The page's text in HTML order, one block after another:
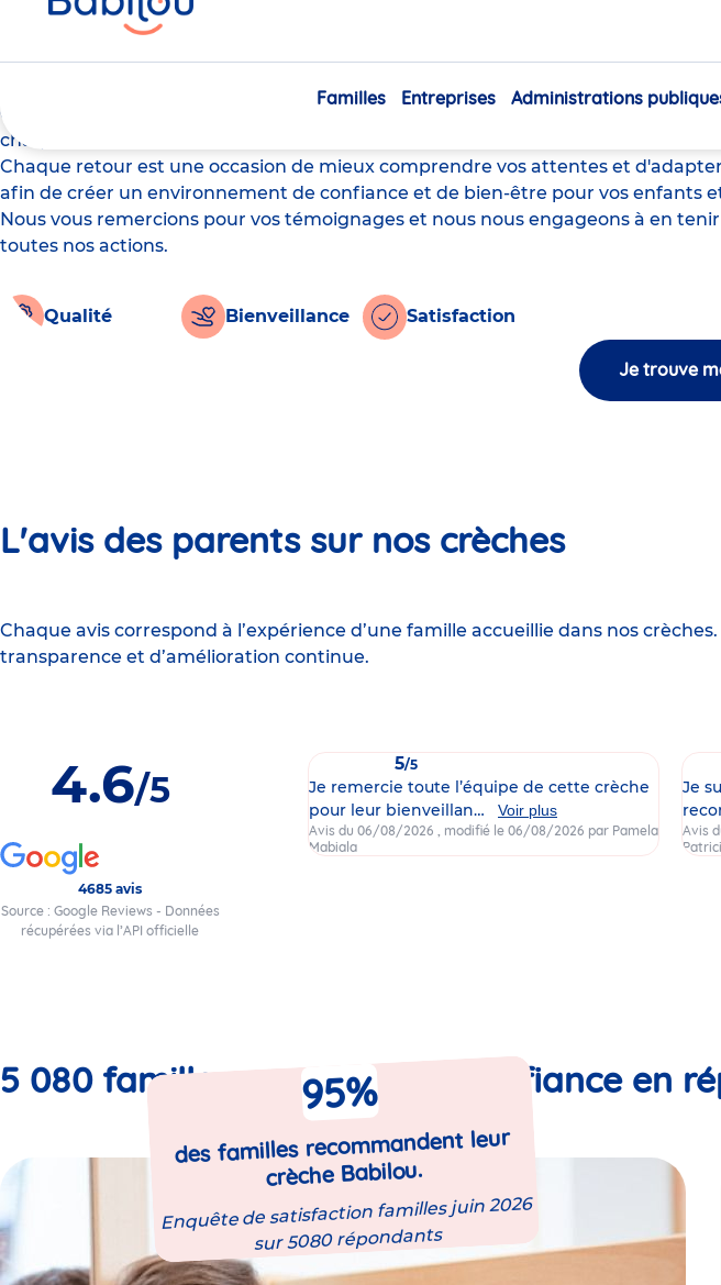
Familles Entreprises Administrations
Avis Babilou : les familles
Chez Babilou, nous plaçons la satisfaction des familles au cœur de notre
chaque famille est essentiel pour améliorer continuellement la qualité de nos
Chaque retour est une occasion de mieux comprendre vos attentes et
afin de créer un environnement de confiance et de bien-être pour vos enfants
Nous vous remercions pour vos témoignages et nous nous engageons à en
toutes nos actions.
Qualité Bienveillance Satisfaction
Je trouve
L'avis des parents sur nos crèches
Chaque avis correspond à l’expérience d’une famille accueillie dans nos
transparence et d’amélioration continue.
4.6/5
4685 avis
Source : Google Reviews - Données
récupérées via l’API officielle
5/5
Je remercie toute l’équipe de cette crèche
pour leur bienveillan…
Voir plus
Avis du 06/08/2026 , modifié le 06/08/2026 par Pamela
Mabiala
Je
Avis
5 080 familles nous ont fait confiance en
95%
des familles recommandent leur
crèche Babilou.
Enquête de satisfaction familles juin 2026
sur 5080 répondants